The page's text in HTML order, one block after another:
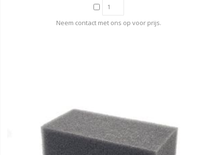
Neem contact met ons op voor prijs.